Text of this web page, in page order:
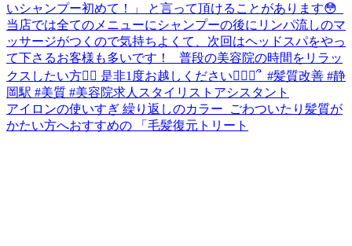
アイロンの使いすぎ 繰り返しのカラー ⁡ ごわついたり髪質が
かたい方へおすすめの 「毛髪復元トリート